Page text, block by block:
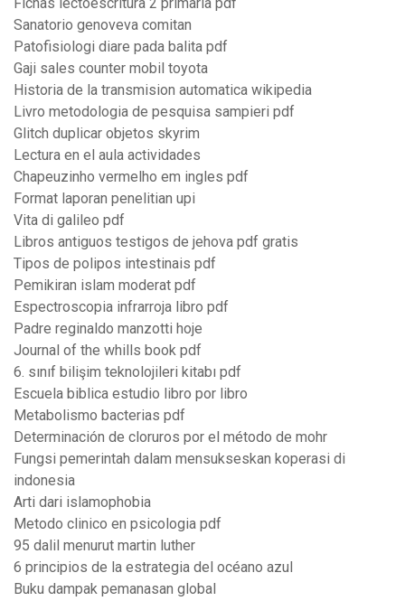
Fichas lectoescritura 2 primaria pdf
Sanatorio genoveva comitan
Patofisiologi diare pada balita pdf
Gaji sales counter mobil toyota
Historia de la transmision automatica wikipedia
Livro metodologia de pesquisa sampieri pdf
Glitch duplicar objetos skyrim
Lectura en el aula actividades
Chapeuzinho vermelho em ingles pdf
Format laporan penelitian upi
Vita di galileo pdf
Libros antiguos testigos de jehova pdf gratis
Tipos de polipos intestinais pdf
Pemikiran islam moderat pdf
Espectroscopia infrarroja libro pdf
Padre reginaldo manzotti hoje
Journal of the whills book pdf
6. sınıf bilişim teknolojileri kitabı pdf
Escuela biblica estudio libro por libro
Metabolismo bacterias pdf
Determinación de cloruros por el método de mohr
Fungsi pemerintah dalam mensukseskan koperasi di
indonesia
Arti dari islamophobia
Metodo clinico en psicologia pdf
95 dalil menurut martin luther
6 principios de la estrategia del océano azul
Buku dampak pemanasan global